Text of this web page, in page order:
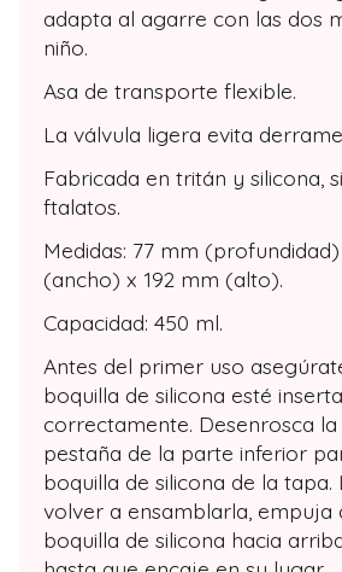
adapta al agarre con las dos
niño.
Asa de transporte flexible.
La válvula ligera evita
Fabricada en tritán y silicona,
ftalatos.
Medidas: 77 mm
(ancho) x 192 mm (alto).
Capacidad: 450 ml.
Antes del primer uso
boquilla de silicona esté
correctamente. Desenrosca
pestaña de la parte inferior
boquilla de silicona de la tapa.
volver a ensamblarla, empuja
boquilla de silicona hacia